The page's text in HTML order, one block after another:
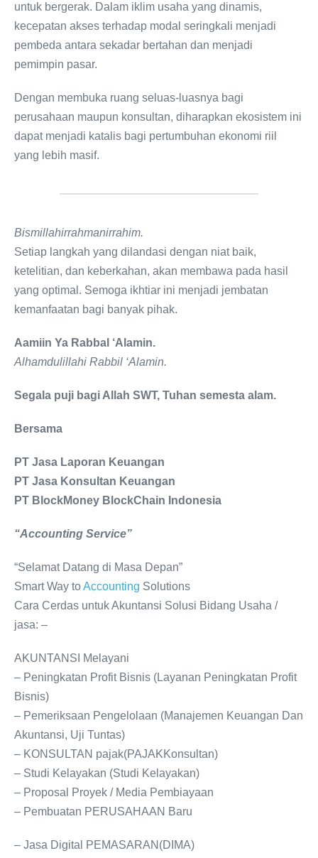
untuk bergerak. Dalam iklim usaha yang dinamis,
kecepatan akses terhadap modal seringkali menjadi
pembeda antara sekadar bertahan dan menjadi
pemimpin pasar.
Dengan membuka ruang seluas-luasnya bagi
perusahaan maupun konsultan, diharapkan ekosistem ini
dapat menjadi katalis bagi pertumbuhan ekonomi riil
yang lebih masif.
Bismillahirrahmanirrahim.
Setiap langkah yang dilandasi dengan niat baik,
ketelitian, dan keberkahan, akan membawa pada hasil
yang optimal. Semoga ikhtiar ini menjadi jembatan
kemanfaatan bagi banyak pihak.
Aamiin Ya Rabbal ‘Alamin.
Alhamdulillahi Rabbil ‘Alamin.
Segala puji bagi Allah SWT, Tuhan semesta alam.
Bersama
PT Jasa Laporan Keuangan
PT Jasa Konsultan Keuangan
PT BlockMoney BlockChain Indonesia
“Accounting Service”
“Selamat Datang di Masa Depan”
Smart Way toAccounting Solutions
Cara Cerdas untuk Akuntansi Solusi Bidang Usaha /
jasa: –
AKUNTANSI Melayani
– Peningkatan Profit Bisnis (Layanan Peningkatan Profit
Bisnis)
– Pemeriksaan Pengelolaan (Manajemen Keuangan Dan
Akuntansi, Uji Tuntas)
– KONSULTAN pajak(PAJAKKonsultan)
– Studi Kelayakan (Studi Kelayakan)
– Proposal Proyek / Media Pembiayaan
– Pembuatan PERUSAHAAN Baru
– Jasa Digital PEMASARAN(DIMA)